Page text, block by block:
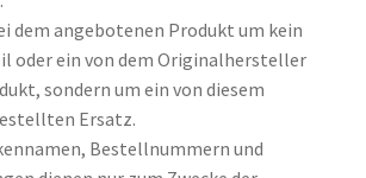
dem angebotenen Produkt um kein
oder ein von dem Originalhersteller
sondern um ein von diesem
Ersatz.
Bestellnummern und